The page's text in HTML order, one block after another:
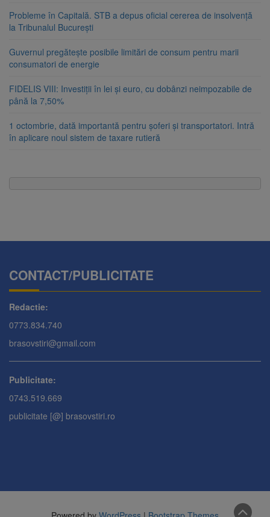
Probleme în Capitală. STB a depus oficial cererea de insolvență
la Tribunalul București
Guvernul pregătește posibile limitări de consum pentru marii
consumatori de energie
FIDELIS VIII: Investiții în lei și euro, cu dobânzi neimpozabile de
până la 7,50%
1 octombrie, dată importantă pentru șoferi și transportatori. Intră
în aplicare noul sistem de taxare rutieră
CONTACT/PUBLICITATE
Redactie:
0773.834.740
brasovstiri@gmail.com
Publicitate:
0743.519.669
publicitate [@] brasovstiri.ro